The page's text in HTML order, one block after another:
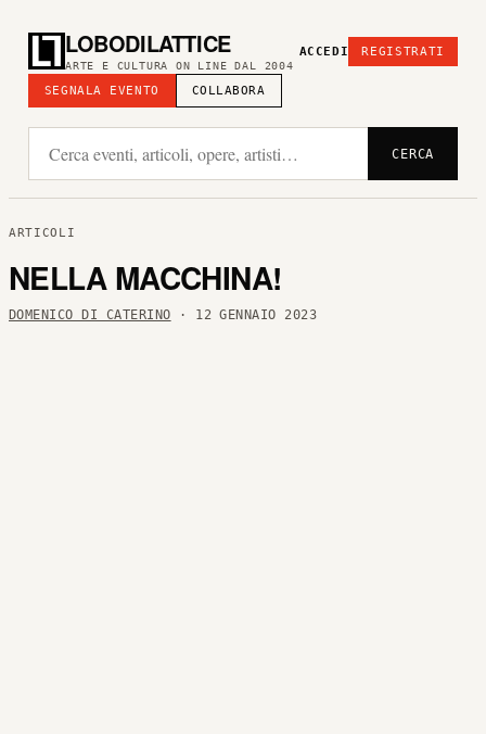
LOBODILATTICE
ARTE E CULTURA ON LINE DAL 2004
SEGNALA EVENTO COLLABORA
ACCEDI REGISTRATI
CERCA
ARTICOLI
NELLA MACCHINA!
DOMENICO DI CATERINO · 12 GENNAIO 2023